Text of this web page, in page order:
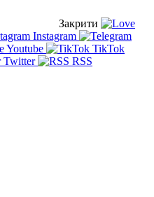
Закрити
Instagram
Youtube
TikTok
Twitter RSS